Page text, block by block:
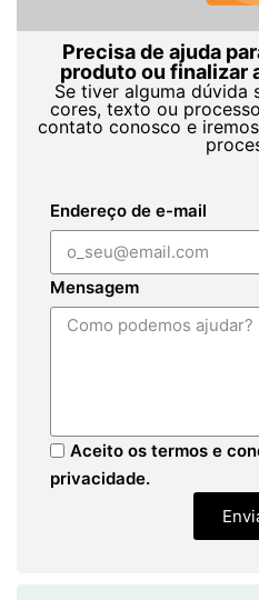
Precisa de ajuda
produto ou finalizar
Se tiver alguma dúvida
cores, texto ou
contato conosco e
Endereço de e-mail
Mensagem
Aceito os termos e
privacidade.